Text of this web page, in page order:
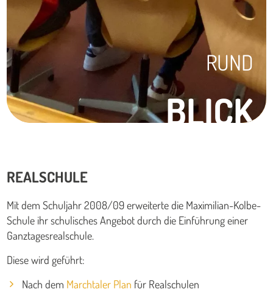
BLICK
RUND
REALSCHULE
Mit dem Schuljahr 2008/09 erweiterte die Maximilian-Kolbe-
Schule ihr schulisches Angebot durch die Einführung einer
Ganztagesrealschule.
Diese wird geführt:
Nach dem Marchtaler Plan für Realschulen